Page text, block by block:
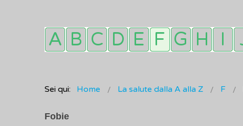
Sei qui: Home La salute dalla A alla Z F
Fobie